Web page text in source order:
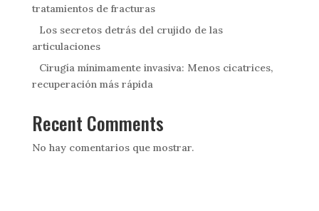
tratamientos de fracturas
Los secretos detrás del crujido de las
articulaciones
Cirugía mínimamente invasiva: Menos cicatrices,
recuperación más rápida
Recent Comments
No hay comentarios que mostrar.